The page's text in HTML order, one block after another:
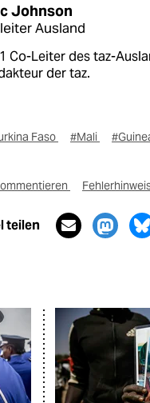
Johnson
Ausland
Co-Leiter des taz-
der taz.
Faso #Mali
teilen